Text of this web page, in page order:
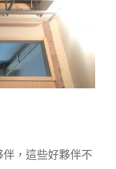
，這些好夥伴不